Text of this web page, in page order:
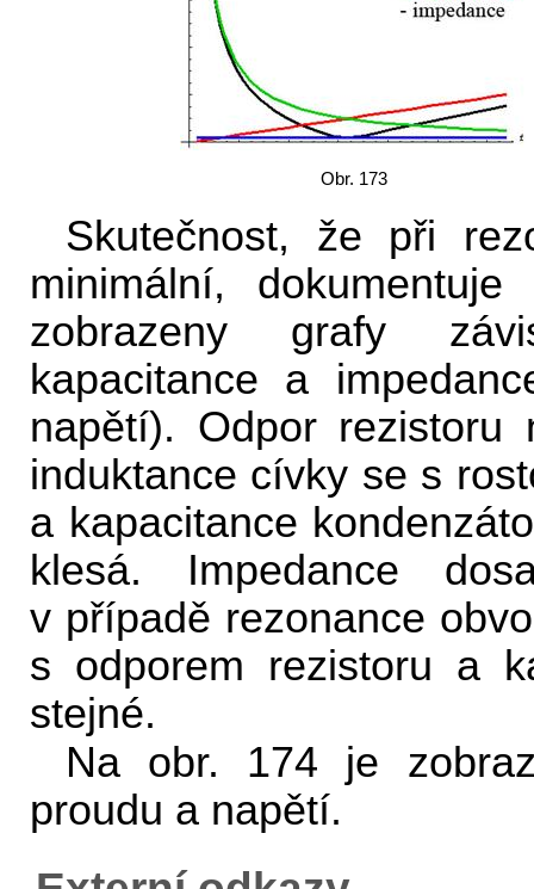
Obr. 173
Skutečnost, že při
minimální,
zobrazeny grafy
kapacitance a
napětí). Odpor rezistoru
induktance cívky se s
a kapacitance
klesá. Impedance
v případě rezonance
s odporem rezistoru a
stejné.
Na obr. 174 je
proudu a napětí.